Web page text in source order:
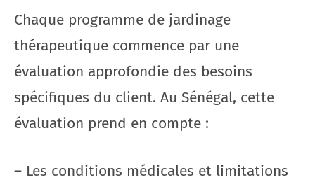
Chaque programme de jardinage
thérapeutique commence par une
évaluation approfondie des besoins
spécifiques du client. Au Sénégal, cette
évaluation prend en compte :
– Les conditions médicales et limitations